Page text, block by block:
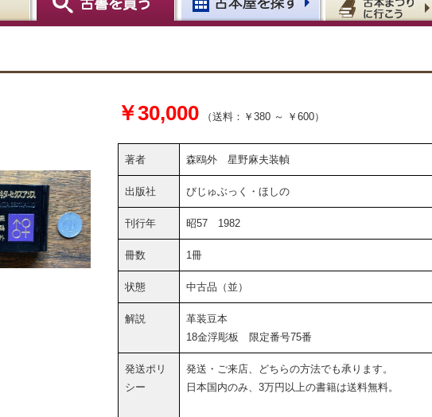
￥30,000 （送料：￥380 ～ ￥600）
著者 森鴎外 星野麻夫装幀
出版社 びじゅぶっく・ほしの
刊行年 昭57 1982
冊数 1冊
状態 中古品（並）
解説
革装豆本
18金浮彫板 限定番号75番
発送ポリ
シー
発送・ご来店、どちらの方法でも承ります。
日本国内のみ、3万円以上の書籍は送料無料。